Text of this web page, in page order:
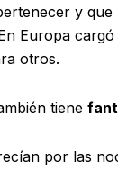
y
Europa
otros.
tiene
por las